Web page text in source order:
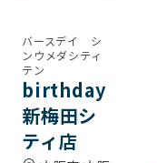
バースデイ シ
ンウメダシティ
テン
birthday
新梅田シ
ティ店